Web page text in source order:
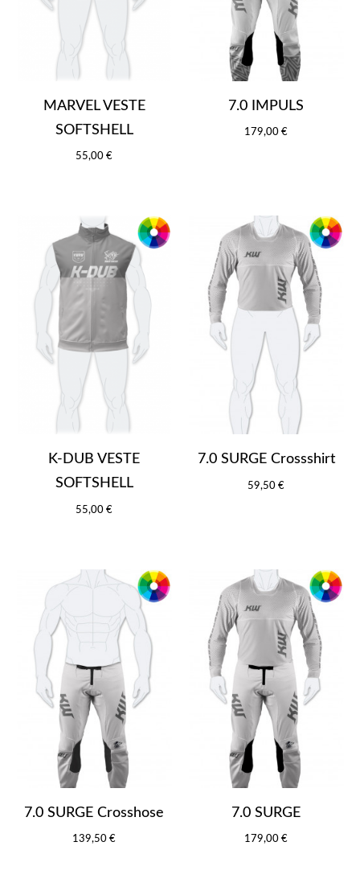
MARVEL VESTE
SOFTSHELL
55,00 €
7.0 IMPULS
179,00 €
K-DUB VESTE
SOFTSHELL
55,00 €
7.0 SURGE Crossshirt
59,50 €
7.0 SURGE Crosshose
139,50 €
7.0 SURGE
179,00 €